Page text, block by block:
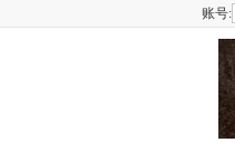
账号: